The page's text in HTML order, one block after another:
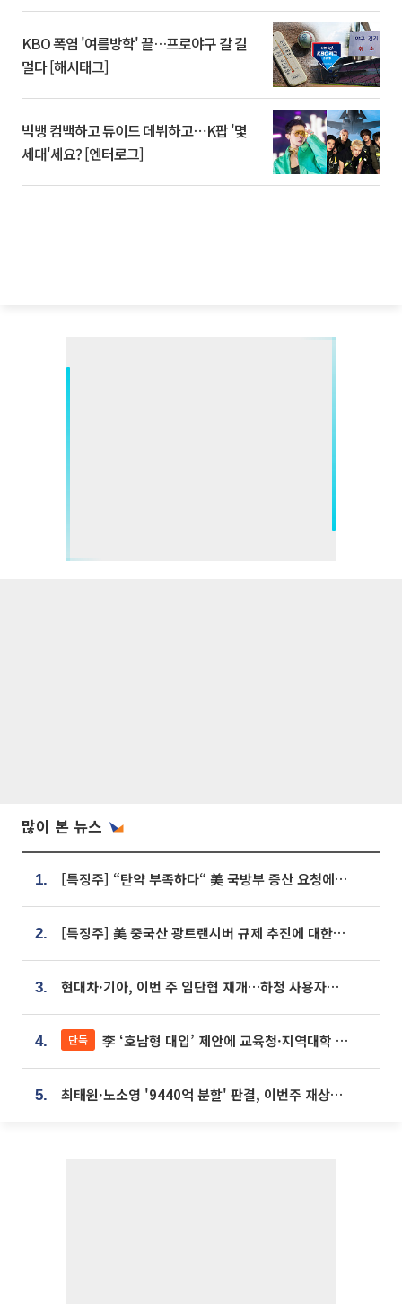
KBO 폭염 '여름방학' 끝…프로야구 갈 길
멀다 [해시태그]
빅뱅 컴백하고 튜이드 데뷔하고⋯K팝 '몇
세대'세요? [엔터로그]
많이 본 뉴스
1. [특징주] “탄약 부족하다“ 美 국방부 증산 요청에⋯국내 방산주 급등세
2. [특징주] 美 중국산 광트랜시버 규제 추진에 대한광통신 등 광통신株 강세
3. 현대차·기아, 이번 주 임단협 재개…하청 사용자성 재심도 ‘변수’
4. 단독 李 ‘호남형 대입’ 제안에 교육청·지역대학 서·논술형 입시 연계 '착수'
5. 최태원·노소영 '9440억 분할' 판결, 이번주 재상고 여부 주목